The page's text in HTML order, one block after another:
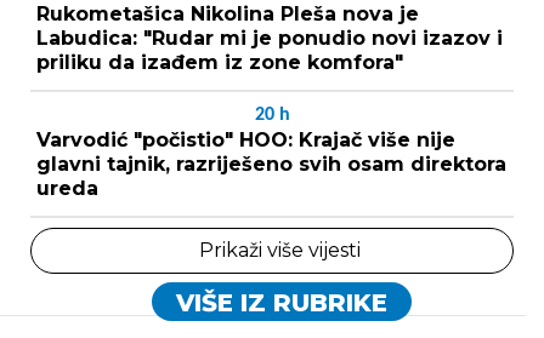
Rukometašica Nikolina Pleša nova je
Labudica: "Rudar mi je ponudio novi izazov i
priliku da izađem iz zone komfora"
20 h
Varvodić "počistio" HOO: Krajač više nije
glavni tajnik, razriješeno svih osam direktora
ureda
Prikaži više vijesti
VIŠE IZ RUBRIKE